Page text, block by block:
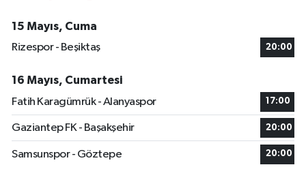
15 Mayıs, Cuma
Rizespor - Beşiktaş
20:00
16 Mayıs, Cumartesi
Fatih Karagümrük - Alanyaspor
17:00
Gaziantep FK - Başakşehir 20:00
Samsunspor - Göztepe 20:00